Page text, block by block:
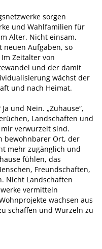
sorgen
und Wahlfamilien für
Alter. Nicht einsam,
Aufgaben, so
Zeitalter von
und der damit
wächst der
und nach Heimat.
und Nein. „Zuhause“,
Landschaften und
verwurzelt sind.
bewohnbarer Ort, der
mehr zugänglich und
fühlen, das
Freundschaften,
Nicht Landschaften
vermitteln
wachsen aus
schaffen und Wurzeln zu